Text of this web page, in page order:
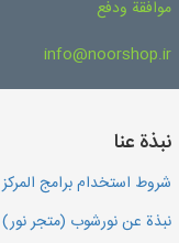
موافقة ودفع
info@noorshop.ir
نبذة عنا
شروط استخدام برامج المركز
نبذة عن نورشوب (متجر نور)